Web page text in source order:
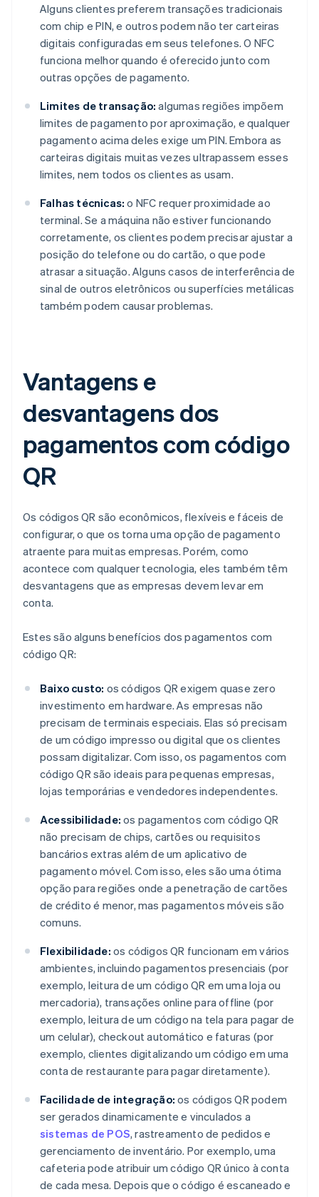
Alguns clientes preferem transações tradicionais
com chip e PIN, e outros podem não ter carteiras
digitais configuradas em seus telefones. O NFC
funciona melhor quando é oferecido junto com
outras opções de pagamento.
Limites de transação: algumas regiões impõem
limites de pagamento por aproximação, e qualquer
pagamento acima deles exige um PIN. Embora as
carteiras digitais muitas vezes ultrapassem esses
limites, nem todos os clientes as usam.
Falhas técnicas: o NFC requer proximidade ao
terminal. Se a máquina não estiver funcionando
corretamente, os clientes podem precisar ajustar a
posição do telefone ou do cartão, o que pode
atrasar a situação. Alguns casos de interferência de
sinal de outros eletrônicos ou superfícies metálicas
também podem causar problemas.
Vantagens e
desvantagens dos
pagamentos com código
QR
Os códigos QR são econômicos, flexíveis e fáceis de
configurar, o que os torna uma opção de pagamento
atraente para muitas empresas. Porém, como
acontece com qualquer tecnologia, eles também têm
desvantagens que as empresas devem levar em
conta.
Estes são alguns benefícios dos pagamentos com
código QR:
Baixo custo: os códigos QR exigem quase zero
investimento em hardware. As empresas não
precisam de terminais especiais. Elas só precisam
de um código impresso ou digital que os clientes
possam digitalizar. Com isso, os pagamentos com
código QR são ideais para pequenas empresas,
lojas temporárias e vendedores independentes.
Acessibilidade: os pagamentos com código QR
não precisam de chips, cartões ou requisitos
bancários extras além de um aplicativo de
pagamento móvel. Com isso, eles são uma ótima
opção para regiões onde a penetração de cartões
de crédito é menor, mas pagamentos móveis são
comuns.
Flexibilidade: os códigos QR funcionam em vários
ambientes, incluindo pagamentos presenciais (por
exemplo, leitura de um código QR em uma loja ou
mercadoria), transações online para offline (por
exemplo, leitura de um código na tela para pagar de
um celular), checkout automático e faturas (por
exemplo, clientes digitalizando um código em uma
conta de restaurante para pagar diretamente).
Facilidade de integração: os códigos QR podem
ser gerados dinamicamente e vinculados a
sistemas de POS, rastreamento de pedidos e
gerenciamento de inventário. Por exemplo, uma
cafeteria pode atribuir um código QR único à conta
de cada mesa. Depois que o código é escaneado e